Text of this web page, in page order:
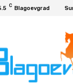
C Blagoevgrad